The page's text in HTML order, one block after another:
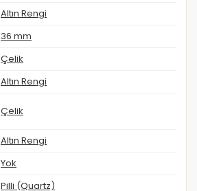
Altın Rengi
36 mm
Çelik
Altın Rengi
Çelik
Altın Rengi
Yok
Pilli (Quartz)